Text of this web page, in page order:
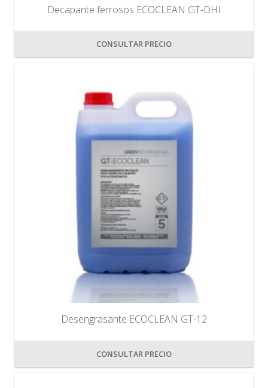
Decapante ferrosos ECOCLEAN GT-DHI
CONSULTAR PRECIO
Desengrasante ECOCLEAN GT-12
CONSULTAR PRECIO